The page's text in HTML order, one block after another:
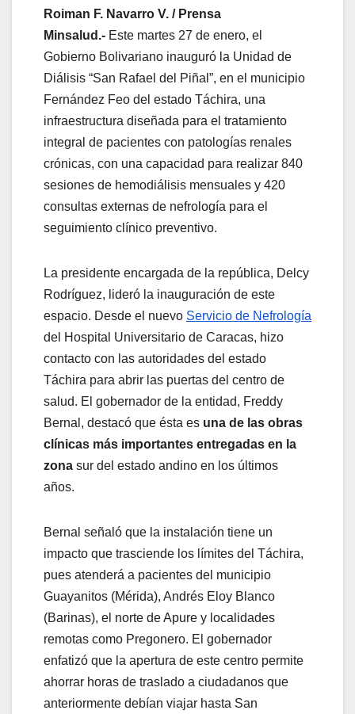
Roiman F. Navarro V. / Prensa
Minsalud.- Este martes 27 de enero, el
Gobierno Bolivariano inauguró la Unidad de
Diálisis “San Rafael del Piñal”, en el municipio
Fernández Feo del estado Táchira, una
infraestructura diseñada para el tratamiento
integral de pacientes con patologías renales
crónicas, con una capacidad para realizar 840
sesiones de hemodiálisis mensuales y 420
consultas externas de nefrología para el
seguimiento clínico preventivo.
La presidente encargada de la república, Delcy
Rodríguez, lideró la inauguración de este
espacio. Desde el nuevo Servicio de Nefrología
del Hospital Universitario de Caracas, hizo
contacto con las autoridades del estado
Táchira para abrir las puertas del centro de
salud. El gobernador de la entidad, Freddy
Bernal, destacó que ésta es una de las obras
clínicas más importantes entregadas en la
zona sur del estado andino en los últimos
años.
Bernal señaló que la instalación tiene un
impacto que trasciende los límites del Táchira,
pues atenderá a pacientes del municipio
Guayanitos (Mérida), Andrés Eloy Blanco
(Barinas), el norte de Apure y localidades
remotas como Pregonero. El gobernador
enfatizó que la apertura de este centro permite
ahorrar horas de traslado a ciudadanos que
anteriormente debían viajar hasta San